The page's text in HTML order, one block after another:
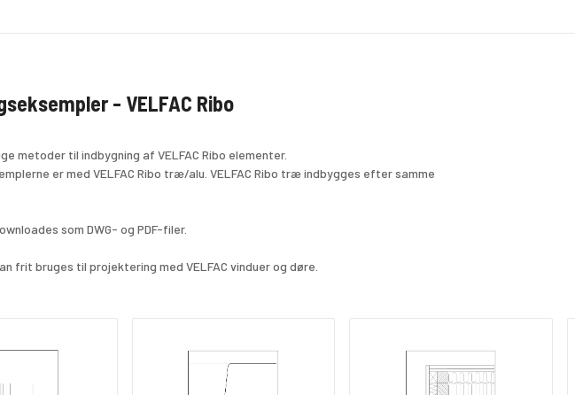
- VELFAC Ribo
metoder til indbygning af VELFAC Ribo elementer.
er med VELFAC Ribo træ/alu. VELFAC Ribo træ indbygges efter samme
som DWG- og PDF-filer.
frit bruges til projektering med VELFAC vinduer og døre.